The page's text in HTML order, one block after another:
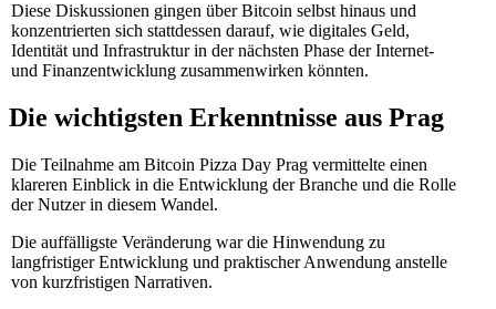
Diese Diskussionen gingen über Bitcoin selbst hinaus und
konzentrierten sich stattdessen darauf, wie digitales Geld,
Identität und Infrastruktur in der nächsten Phase der Internet-
und Finanzentwicklung zusammenwirken könnten.
Die wichtigsten Erkenntnisse aus Prag
Die Teilnahme am Bitcoin Pizza Day Prag vermittelte einen
klareren Einblick in die Entwicklung der Branche und die Rolle
der Nutzer in diesem Wandel.
Die auffälligste Veränderung war die Hinwendung zu
langfristiger Entwicklung und praktischer Anwendung anstelle
von kurzfristigen Narrativen.